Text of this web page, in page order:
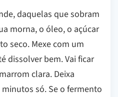
daquelas que sobram
morna, o óleo, o açúcar
seco. Mexe com um
dissolver bem. Vai ficar
clara. Deixa
só. Se o fermento